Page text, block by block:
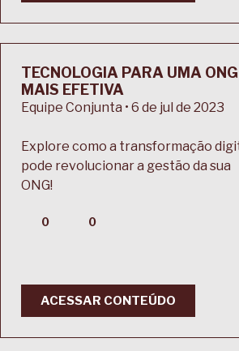
TECNOLOGIA PARA UMA ONG
MAIS EFETIVA
Equipe Conjunta • 6 de jul de 2023
Explore como a transformação
pode revolucionar a gestão da sua
ONG!
0 0
ACESSAR CONTEÚDO